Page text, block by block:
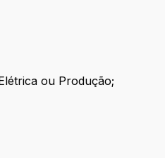
ou Produção;